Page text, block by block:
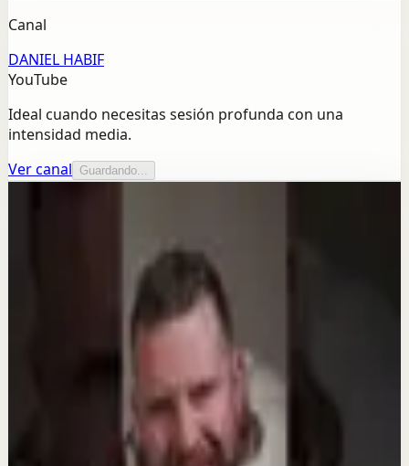
Canal
DANIEL HABIF
YouTube
Ideal cuando necesitas sesión profunda con una
intensidad media.
Ver canal
Guardando...
RECORDAR LO BUENO | No dejes que el dolor
borre lo que sí fue hermoso - Daniel Habif